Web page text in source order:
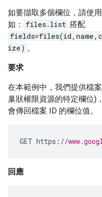
如要擷取多個欄位，請使
如：
files.list 搭配
ize) 。
要求
在本範例中，我們提供檔
巢狀權限資源的特定欄位)
會傳回檔案 ID 的欄位值。
GET https : //
回應